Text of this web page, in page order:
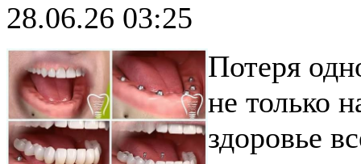
28.06.26 03:25
Потеря
не только
здоровье